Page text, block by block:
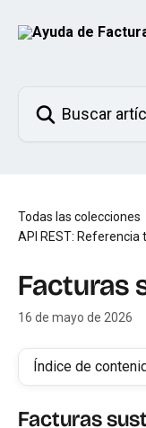
Todas las colecciones
API REST: Referencia
Facturas
16 de mayo de 2026
Índice de
Facturas